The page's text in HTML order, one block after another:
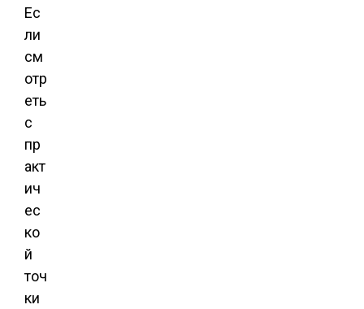
Ес
ли
см
отр
еть
с
пр
акт
ич
ес
ко
й
точ
ки